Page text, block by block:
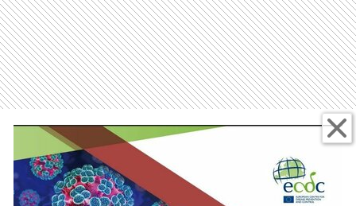
「一部乗客が乗船前にウイルスに接触し広が
った可能性」疾病予防管理センターが最新評
価を発表